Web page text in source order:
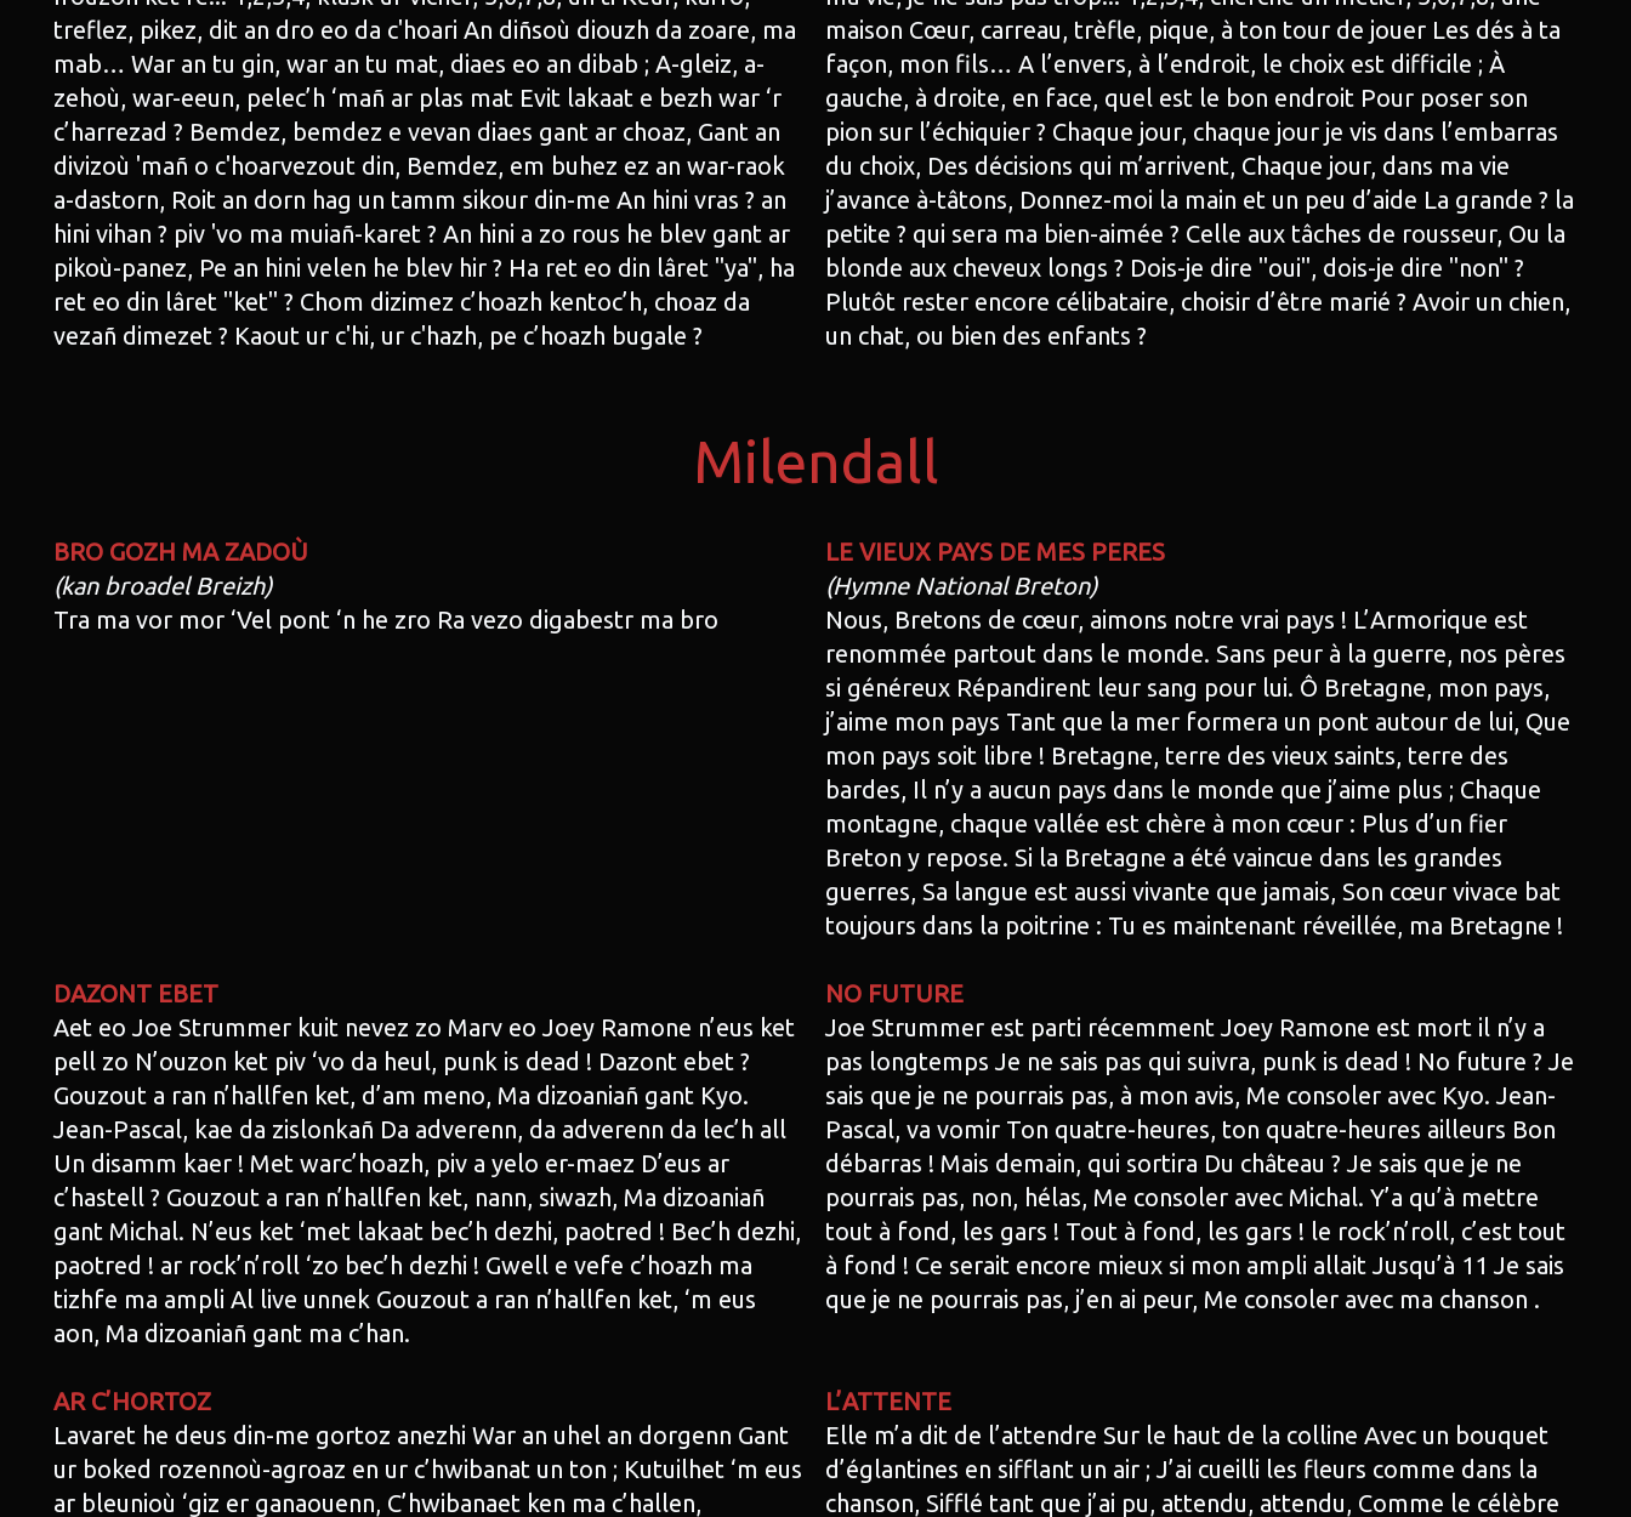
treflez, pikez, dit an dro eo da c'hoari An diñsoù diouzh da zoare, ma
mab… War an tu gin, war an tu mat, diaes eo an dibab ; A-gleiz, a-
zehoù, war-eeun, pelec’h ‘mañ ar plas mat Evit lakaat e bezh war ‘r
c’harrezad ? Bemdez, bemdez e vevan diaes gant ar choaz, Gant an
divizoù 'mañ o c'hoarvezout din, Bemdez, em buhez ez an war-raok
a-dastorn, Roit an dorn hag un tamm sikour din-me An hini vras ? an
hini vihan ? piv 'vo ma muiañ-karet ? An hini a zo rous he blev gant ar
pikoù-panez, Pe an hini velen he blev hir ? Ha ret eo din lâret "ya", ha
ret eo din lâret "ket" ? Chom dizimez c’hoazh kentoc’h, choaz da
vezañ dimezet ? Kaout ur c'hi, ur c'hazh, pe c’hoazh bugale ?
maison Cœur, carreau, trèfle, pique, à ton tour de jouer Les dés à ta
façon, mon fils… A l’envers, à l’endroit, le choix est difficile ; À
gauche, à droite, en face, quel est le bon endroit Pour poser son
pion sur l’échiquier ? Chaque jour, chaque jour je vis dans l’embarras
du choix, Des décisions qui m’arrivent, Chaque jour, dans ma vie
j’avance à-tâtons, Donnez-moi la main et un peu d’aide La grande ? la
petite ? qui sera ma bien-aimée ? Celle aux tâches de rousseur, Ou la
blonde aux cheveux longs ? Dois-je dire "oui", dois-je dire "non" ?
Plutôt rester encore célibataire, choisir d’être marié ? Avoir un chien,
un chat, ou bien des enfants ?
Milendall
BRO GOZH MA ZADOÙ
(kan broadel Breizh)
Tra ma vor mor ‘Vel pont ‘n he zro Ra vezo digabestr ma bro
LE VIEUX PAYS DE MES PERES
(Hymne National Breton)
Nous, Bretons de cœur, aimons notre vrai pays ! L’Armorique est
renommée partout dans le monde. Sans peur à la guerre, nos pères
si généreux Répandirent leur sang pour lui. Ô Bretagne, mon pays,
j’aime mon pays Tant que la mer formera un pont autour de lui, Que
mon pays soit libre ! Bretagne, terre des vieux saints, terre des
bardes, Il n’y a aucun pays dans le monde que j’aime plus ; Chaque
montagne, chaque vallée est chère à mon cœur : Plus d’un fier
Breton y repose. Si la Bretagne a été vaincue dans les grandes
guerres, Sa langue est aussi vivante que jamais, Son cœur vivace bat
toujours dans la poitrine : Tu es maintenant réveillée, ma Bretagne !
DAZONT EBET
Aet eo Joe Strummer kuit nevez zo Marv eo Joey Ramone n’eus ket
pell zo N’ouzon ket piv ‘vo da heul, punk is dead ! Dazont ebet ?
Gouzout a ran n’hallfen ket, d’am meno, Ma dizoaniañ gant Kyo.
Jean-Pascal, kae da zislonkañ Da adverenn, da adverenn da lec’h all
Un disamm kaer ! Met warc’hoazh, piv a yelo er-maez D’eus ar
c’hastell ? Gouzout a ran n’hallfen ket, nann, siwazh, Ma dizoaniañ
gant Michal. N’eus ket ‘met lakaat bec’h dezhi, paotred ! Bec’h dezhi,
paotred ! ar rock’n’roll ‘zo bec’h dezhi ! Gwell e vefe c’hoazh ma
tizhfe ma ampli Al live unnek Gouzout a ran n’hallfen ket, ‘m eus
aon, Ma dizoaniañ gant ma c’han.
NO FUTURE
Joe Strummer est parti récemment Joey Ramone est mort il n’y a
pas longtemps Je ne sais pas qui suivra, punk is dead ! No future ? Je
sais que je ne pourrais pas, à mon avis, Me consoler avec Kyo. Jean-
Pascal, va vomir Ton quatre-heures, ton quatre-heures ailleurs Bon
débarras ! Mais demain, qui sortira Du château ? Je sais que je ne
pourrais pas, non, hélas, Me consoler avec Michal. Y’a qu’à mettre
tout à fond, les gars ! Tout à fond, les gars ! le rock’n’roll, c’est tout
à fond ! Ce serait encore mieux si mon ampli allait Jusqu’à 11 Je sais
que je ne pourrais pas, j’en ai peur, Me consoler avec ma chanson .
AR C’HORTOZ
Lavaret he deus din-me gortoz anezhi War an uhel an dorgenn Gant
ur boked rozennoù-agroaz en ur c’hwibanat un ton ; Kutuilhet ‘m eus
ar bleunioù ‘giz er ganaouenn, C’hwibanaet ken ma c’hallen,
L’ATTENTE
Elle m’a dit de l’attendre Sur le haut de la colline Avec un bouquet
d’églantines en sifflant un air ; J’ai cueilli les fleurs comme dans la
chanson, Sifflé tant que j’ai pu, attendu, attendu, Comme le célèbre